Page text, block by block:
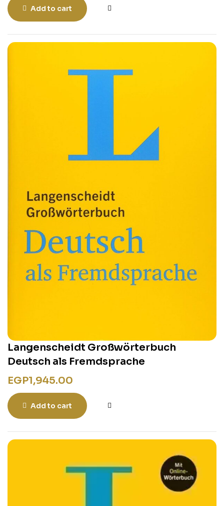
Add to cart
Langenscheidt Großwörterbuch
Deutsch als Fremdsprache
EGP1,945.00
Add to cart